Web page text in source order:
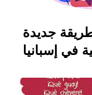
جديدة
في إسبانيا